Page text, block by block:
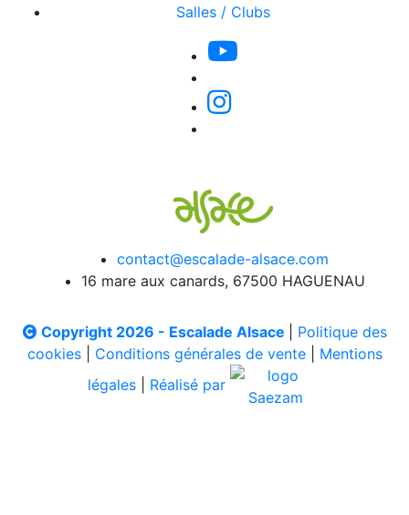
Salles / Clubs
contact@escalade-alsace.com
16 mare aux canards, 67500 HAGUENAU
Copyright 2026 - Escalade Alsace
Politique des
cookies| Conditions générales de vente| Mentions
légales
Réalisé par